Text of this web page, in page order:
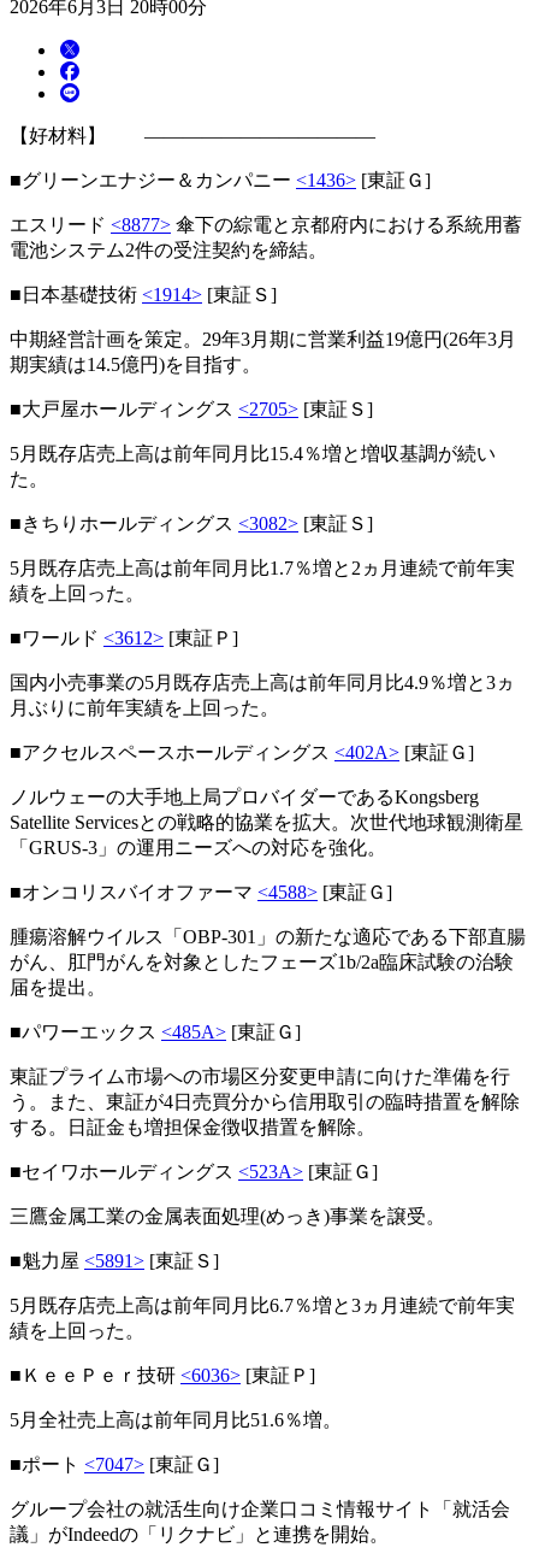
2026年6月3日 20時00分
【好材料】 ――――――――――――
■グリーンエナジー＆カンパニー <1436> [東証Ｇ]
エスリード <8877> 傘下の綜電と京都府内における系統用蓄
電池システム2件の受注契約を締結。
■日本基礎技術 <1914> [東証Ｓ]
中期経営計画を策定。29年3月期に営業利益19億円(26年3月
期実績は14.5億円)を目指す。
■大戸屋ホールディングス <2705> [東証Ｓ]
5月既存店売上高は前年同月比15.4％増と増収基調が続い
た。
■きちりホールディングス <3082> [東証Ｓ]
5月既存店売上高は前年同月比1.7％増と2ヵ月連続で前年実
績を上回った。
■ワールド <3612> [東証Ｐ]
国内小売事業の5月既存店売上高は前年同月比4.9％増と3ヵ
月ぶりに前年実績を上回った。
■アクセルスペースホールディングス <402A> [東証Ｇ]
ノルウェーの大手地上局プロバイダーであるKongsberg
Satellite Servicesとの戦略的協業を拡大。次世代地球観測衛星
「GRUS-3」の運用ニーズへの対応を強化。
■オンコリスバイオファーマ <4588> [東証Ｇ]
腫瘍溶解ウイルス「OBP-301」の新たな適応である下部直腸
がん、肛門がんを対象としたフェーズ1b/2a臨床試験の治験
届を提出。
■パワーエックス <485A> [東証Ｇ]
東証プライム市場への市場区分変更申請に向けた準備を行
う。また、東証が4日売買分から信用取引の臨時措置を解除
する。日証金も増担保金徴収措置を解除。
■セイワホールディングス <523A> [東証Ｇ]
三鷹金属工業の金属表面処理(めっき)事業を譲受。
■魁力屋 <5891> [東証Ｓ]
5月既存店売上高は前年同月比6.7％増と3ヵ月連続で前年実
績を上回った。
■ＫｅｅＰｅｒ技研 <6036> [東証Ｐ]
5月全社売上高は前年同月比51.6％増。
■ポート <7047> [東証Ｇ]
グループ会社の就活生向け企業口コミ情報サイト「就活会
議」がIndeedの「リクナビ」と連携を開始。